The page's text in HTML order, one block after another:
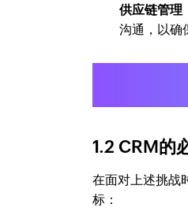
供应链管理
沟通，以确
1.2 CRM的
在面对上述挑战
标：